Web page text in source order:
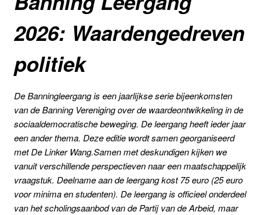
2026: Waardengedreven
politiek
De Banningleergang is een jaarlijkse serie bijeenkomsten
van de Banning Vereniging over de waardeontwikkeling in de
sociaaldemocratische beweging. De leergang heeft ieder jaar
een ander thema. Deze editie wordt samen georganiseerd
met De Linker Wang.Samen met deskundigen kijken we
vanuit verschillende perspectieven naar een maatschappelijk
vraagstuk. Deelname aan de leergang kost 75 euro (25 euro
voor minima en studenten). De leergang is officieel onderdeel
van het scholingsaanbod van de Partij van de Arbeid, maar